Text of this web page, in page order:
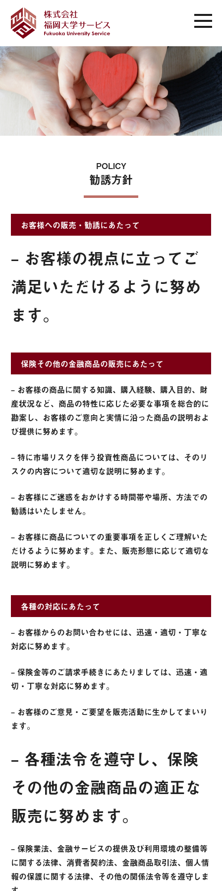
POLICY
勧誘方針
お客様への販売・勧誘にあたって
– お客様の視点に立ってご
満足いただけるように努め
ます。
保険その他の金融商品の販売にあたって
– お客様の商品に関する知識、購入経験、購入目的、財
産状況など、商品の特性に応じた必要な事項を総合的に
勘案し、お客様のご意向と実情に沿った商品の説明およ
び提供に努めます。
– 特に市場リスクを伴う投資性商品については、そのリ
スクの内容について適切な説明に努めます。
– お客様にご迷惑をおかけする時間帯や場所、方法での
勧誘はいたしません。
– お客様に商品についての重要事項を正しくご理解いた
だけるように努めます。また、販売形態に応じて適切な
説明に努めます。
各種の対応にあたって
– お客様からのお問い合わせには、迅速・適切・丁寧な
対応に努めます。
– 保険金等のご請求手続きにあたりましては、迅速・適
切・丁寧な対応に努めます。
– お客様のご意見・ご要望を販売活動に生かしてまいり
ます。
– 各種法令を遵守し、保険
その他の金融商品の適正な
販売に努めます。
– 保険業法、金融サービスの提供及び利用環境の整備等
に関する法律、消費者契約法、金融商品取引法、個人情
報の保護に関する法律、その他の関係法令等を遵守しま